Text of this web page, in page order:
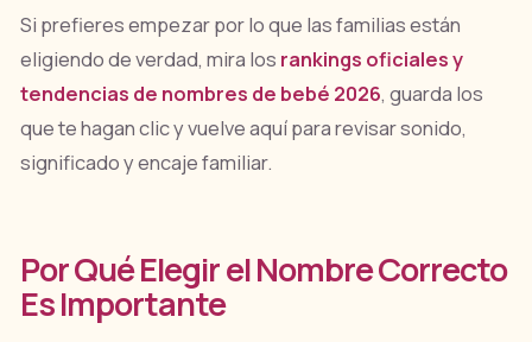
Si prefieres empezar por lo que las familias están
eligiendo de verdad, mira los rankings oficiales y
tendencias de nombres de bebé 2026, guarda los
que te hagan clic y vuelve aquí para revisar sonido,
significado y encaje familiar.
Por Qué Elegir el Nombre Correcto
Es Importante